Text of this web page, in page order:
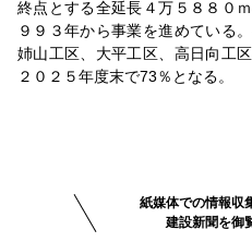
終点とする全延長４万５８８０
９９３年から事業を進めている
姉山工区、大平工区、高日向工
２０２５年度末で73％となる。
紙媒体での情報収
建設新聞を御